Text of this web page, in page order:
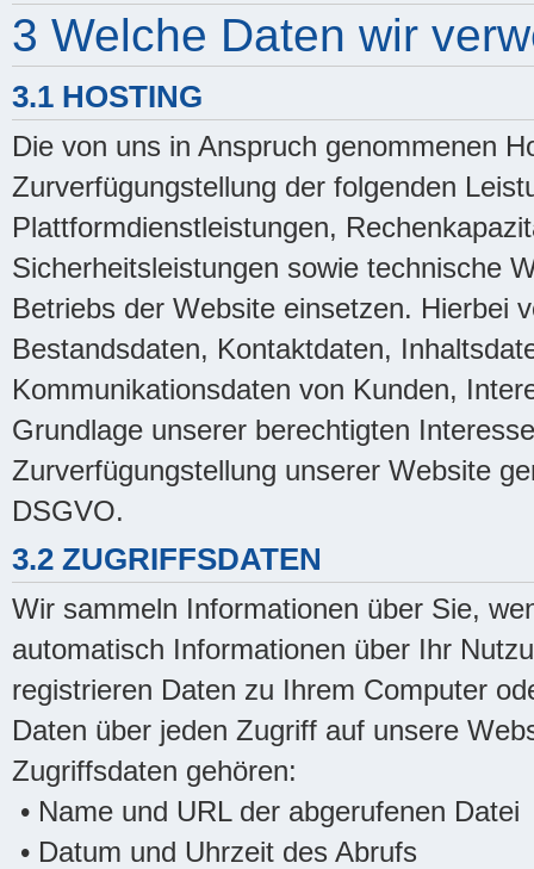
3 Welche Daten wir
3.1 HOSTING
Die von uns in Anspruch genommenen
Zurverfügungstellung der folgenden
Plattformdienstleistungen,
Sicherheitsleistungen sowie technische
Betriebs der Website einsetzen. Hierbei
Bestandsdaten, Kontaktdaten,
Kommunikationsdaten von Kunden,
Grundlage unserer berechtigten
Zurverfügungstellung unserer Website
DSGVO.
3.2 ZUGRIFFSDATEN
Wir sammeln Informationen über Sie,
automatisch Informationen über Ihr
registrieren Daten zu Ihrem Computer
Daten über jeden Zugriff auf unsere
Zugriffsdaten gehören:
• Name und URL der abgerufenen Datei
• Datum und Uhrzeit des Abrufs